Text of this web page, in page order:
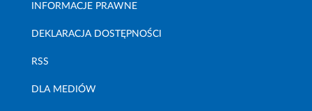
INFORMACJE PRAWNE
DEKLARACJA DOSTĘPNOŚCI
RSS
DLA MEDIÓW